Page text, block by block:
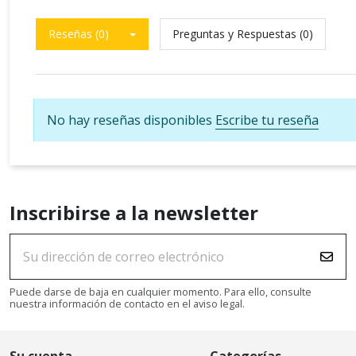
Reseñas (0) Preguntas y Respuestas (0)
No hay reseñas disponibles Escribe tu reseña
Inscribirse a la newsletter
Puede darse de baja en cualquier momento. Para ello, consulte
nuestra información de contacto en el aviso legal.